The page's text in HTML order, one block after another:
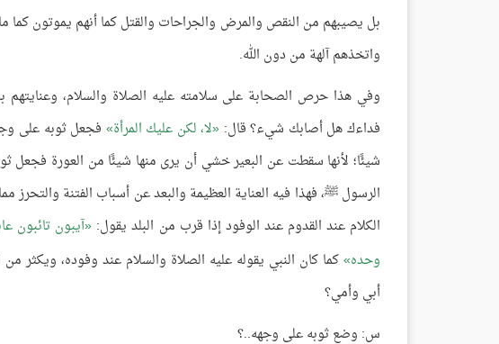
بل يصيبهم من النقص والمرض والجراحات والقتل كما أنهم يموتون
واتخذهم آلهة من دون الله.
وفي هذا حرص الصحابة على سلامته عليه الصلاة والسلام، وعنايتهم
فداءك هل أصابك شيء؟ قال: لا، لكن عليك المرأة فجعل ثوبه على
شيئًا؛ لأنها سقطت عن البعير خشي أن يرى منها شيئًا من العورة
الرسول ﷺ، فهذا فيه العناية العظيمة والبعد عن أسباب الفتنة
الكلام عند القدوم عند الوفود إذا قرب من البلد يقول: آيبون تائبون
وحده كما كان النبي يقوله عليه الصلاة والسلام عند وفوده، ويكثر من
أبي وأمي؟
س: وضع ثوبه على وجهه..؟